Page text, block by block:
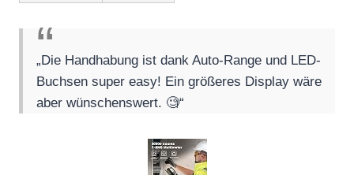
„Die Handhabung ist dank Auto-Range und LED-
Buchsen super easy! Ein größeres Display wäre
aber wünschenswert. 🧐“